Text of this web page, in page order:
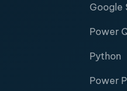
Google
Power
Python
Power